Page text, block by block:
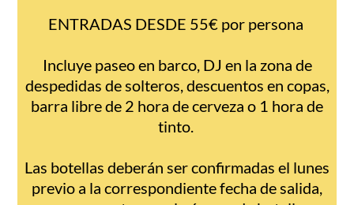
ENTRADAS DESDE 55€ por persona
Incluye paseo en barco, DJ en la zona de
despedidas de solteros, descuentos en copas,
barra libre de 2 hora de cerveza o 1 hora de
tinto.
Las botellas deberán ser confirmadas el lunes
previo a la correspondiente fecha de salida,